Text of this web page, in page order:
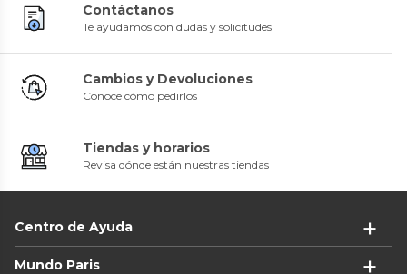
Contáctanos
Te ayudamos con dudas y solicitudes
Cambios y Devoluciones
Conoce cómo pedirlos
Tiendas y horarios
Revisa dónde están nuestras tiendas
Centro de Ayuda
Mundo Paris